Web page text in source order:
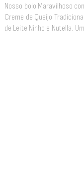
Nosso bolo Maravilhoso
Creme de Queijo
de Leite Ninho e Nutella.